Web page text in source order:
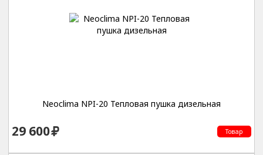
Neoclima NPI-20 Тепловая пушка дизельная
29 600 Товар